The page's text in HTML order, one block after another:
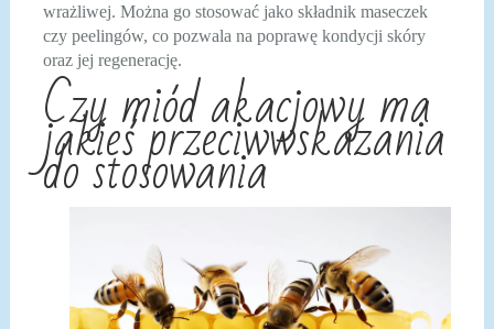
wrażliwej. Można go stosować jako składnik maseczek
czy peelingów, co pozwala na poprawę kondycji skóry
oraz jej regenerację.
Czy miód akacjowy ma
jakieś przeciwwskazania
do stosowania